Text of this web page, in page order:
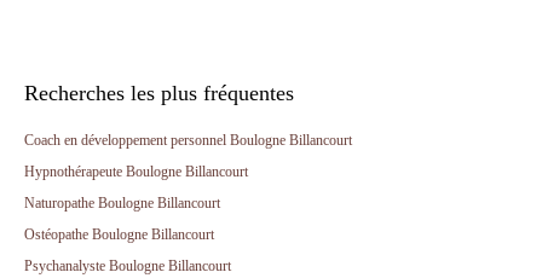
Recherches les plus fréquentes
Coach en développement personnel Boulogne Billancourt
Hypnothérapeute Boulogne Billancourt
Naturopathe Boulogne Billancourt
Ostéopathe Boulogne Billancourt
Psychanalyste Boulogne Billancourt